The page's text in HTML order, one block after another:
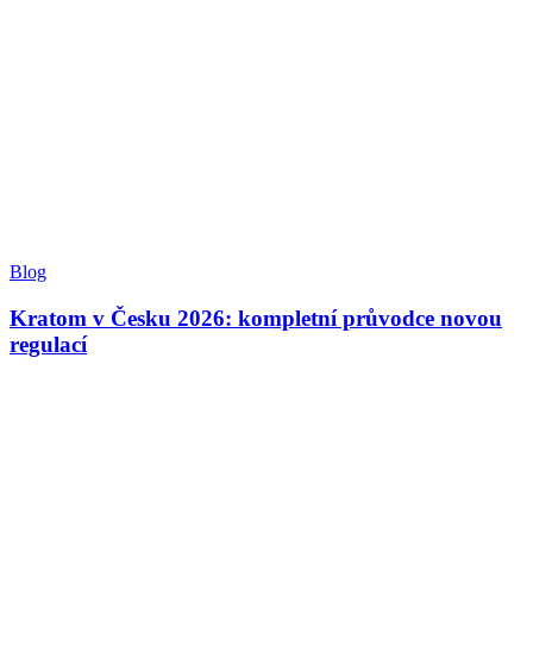
Blog
Kratom v Česku 2026: kompletní průvodce novou
regulací